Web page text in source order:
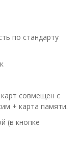
по стандарту
совмещен с
+ карта памяти.
(в кнопке